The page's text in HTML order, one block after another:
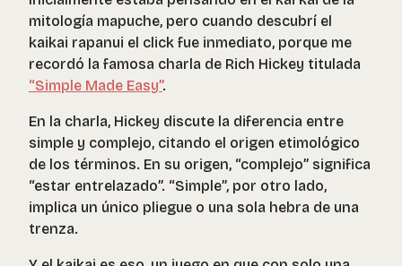
mitología mapuche, pero cuando descubrí el
kaikai rapanui el click fue inmediato, porque me
recordó la famosa charla de Rich Hickey titulada
“Simple Made Easy”.
En la charla, Hickey discute la diferencia entre
simple y complejo, citando el origen etimológico
de los términos. En su origen, “complejo” significa
“estar entrelazado”. “Simple”, por otro lado,
implica un único pliegue o una sola hebra de una
trenza.